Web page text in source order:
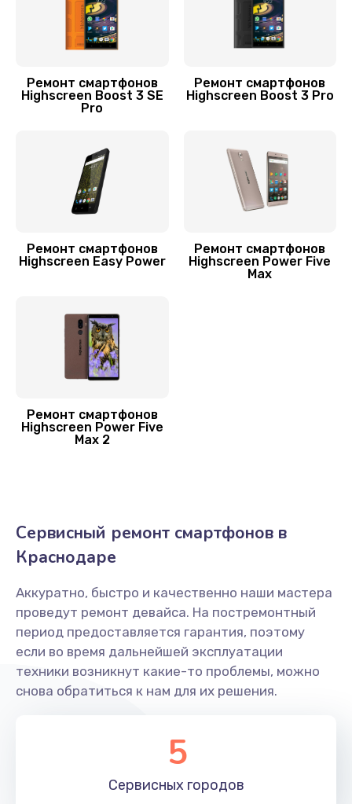
Заказать
Заказать
600 руб.
Заказать
800 руб.
Замена кнопки включения
750 руб.
Ремонт микрофона
550 руб.
Ремонт смартфонов
Highscreen Boost 3 SE
Pro
Ремонт смартфонов
Highscreen Boost 3 Pro
Ремонт смартфонов
Highscreen Easy Power
Ремонт смартфонов
Highscreen Power Five
Max
Ремонт смартфонов
Highscreen Power Five
Max 2
Сервисный ремонт смартфонов в
Краснодаре
Аккуратно, быстро и качественно наши мастера
проведут ремонт девайса. На постремонтный
период предоставляется гарантия, поэтому
если во время дальнейшей эксплуатации
техники возникнут какие-то проблемы, можно
снова обратиться к нам для их решения.
5
Сервисных городов